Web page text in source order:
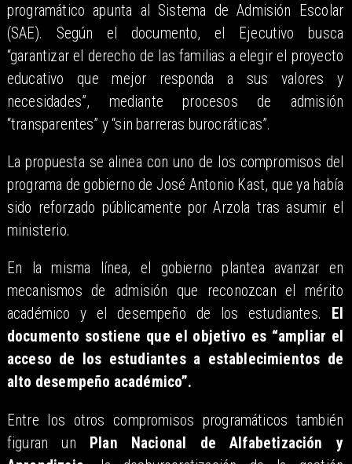
programático apunta al Sistema de Admisión Escolar
(SAE). Según el documento, el Ejecutivo busca
“garantizar el derecho de las familias a elegir el proyecto
educativo que mejor responda a sus valores y
necesidades”, mediante procesos de admisión
“transparentes” y “sin barreras burocráticas”.
La propuesta se alinea con uno de los compromisos del
programa de gobierno de José Antonio Kast, que ya había
sido reforzado públicamente por Arzola tras asumir el
ministerio.
En la misma línea, el gobierno plantea avanzar en
mecanismos de admisión que reconozcan el mérito
académico y el desempeño de los estudiantes.
El
documento sostiene que el objetivo es “ampliar el
acceso de los estudiantes a establecimientos de
alto desempeño académico”.
Entre los otros compromisos programáticos también
figuran un
Plan Nacional de Alfabetización y